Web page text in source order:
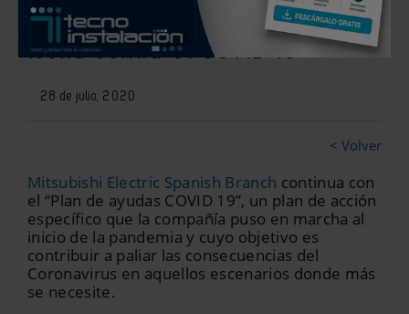
Aldeas Infantiles SOS en la
lucha contra el COVID 19
28 de julio, 2020
< Volver
Mitsubishi Electric Spanish Branch continua con
el “Plan de ayudas COVID 19”, un plan de acción
específico que la compañía puso en marcha al
inicio de la pandemia y cuyo objetivo es
contribuir a paliar las consecuencias del
Coronavirus en aquellos escenarios donde más
se necesite.